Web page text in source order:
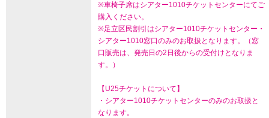
※車椅子席はシアター1010チケットセンターにてご
購入ください。
※足立区民割引はシアター1010チケットセンター・
シアター1010窓口のみのお取扱となります。（窓
口販売は、発売日の2日後からの受付けとなりま
す。）
【U25チケットについて】
・シアター1010チケットセンターのみのお取扱と
なります。